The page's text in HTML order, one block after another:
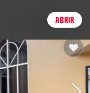
Precios en
ARSCambiar moneda
Login
ABRIR